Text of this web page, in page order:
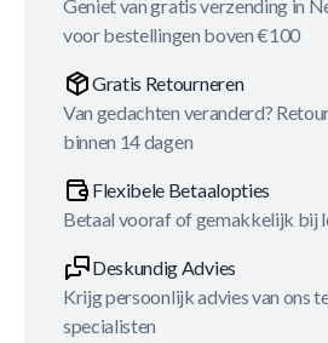
Geniet van gratis verzending in
voor bestellingen boven €100
Gratis Retourneren
Van gedachten veranderd?
binnen 14 dagen
Flexibele Betaalopties
Betaal vooraf of gemakkelijk bij
Deskundig Advies
Krijg persoonlijk advies van ons
specialisten